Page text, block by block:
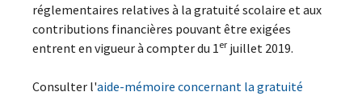
réglementaires relatives à la gratuité scolaire et aux
contributions financières pouvant être exigées
entrent en vigueur à compter du 1 er juillet 2019.
Consulter l'aide-mémoire concernant la gratuité